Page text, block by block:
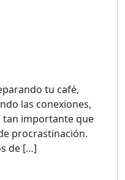
tu café,
las conexiones,
tan importante que
procrastinación.
de […]